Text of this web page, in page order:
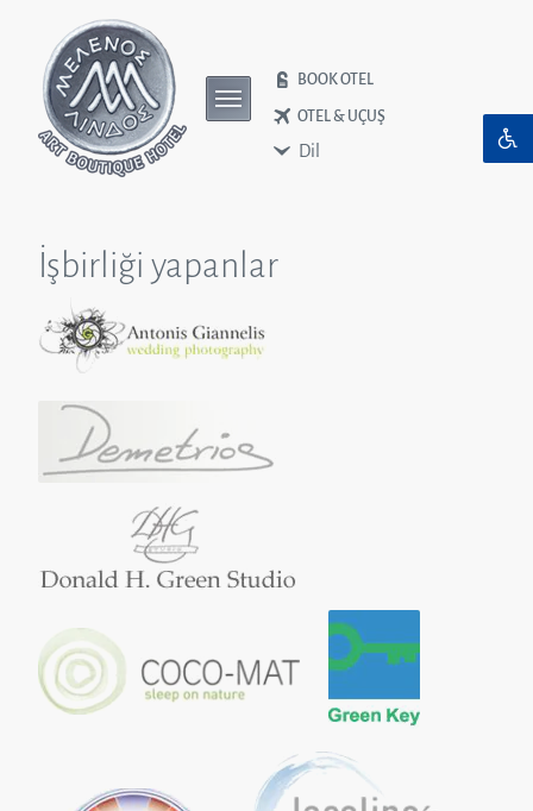
BOOK OTEL
OTEL & UÇUŞ
Dil
İşbirliği yapanlar